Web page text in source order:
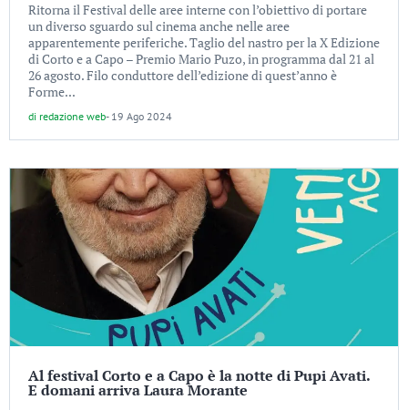
Ritorna il Festival delle aree interne con l’obiettivo di portare
un diverso sguardo sul cinema anche nelle aree
apparentemente periferiche. Taglio del nastro per la X Edizione
di Corto e a Capo – Premio Mario Puzo, in programma dal 21 al
26 agosto. Filo conduttore dell’edizione di quest’anno è
Forme...
di redazione web- 19 Ago 2024
Al festival Corto e a Capo è la notte di Pupi Avati.
E domani arriva Laura Morante